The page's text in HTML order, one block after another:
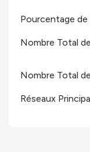
Pourcentage
Nombre Total
Nombre Total
Réseaux